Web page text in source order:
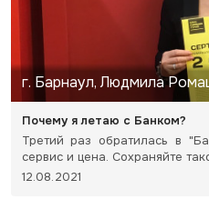
г. Барнаул, Людмила
Почему я летаю с Банком?
Третий раз обратилась в
сервис и цена. Сохраняйте
12.08.2021